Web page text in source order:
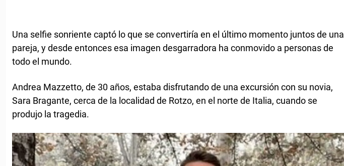
Una selfie sonriente captó lo que se convertiría en el último momento juntos de una
pareja, y desde entonces esa imagen desgarradora ha conmovido a personas de
todo el mundo.
Andrea Mazzetto, de 30 años, estaba disfrutando de una excursión con su novia,
Sara Bragante, cerca de la localidad de Rotzo, en el norte de Italia, cuando se
produjo la tragedia.